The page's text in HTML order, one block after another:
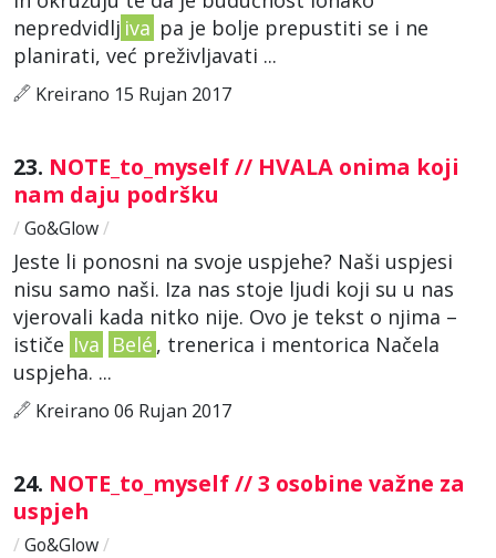
nepredvidlj iva pa je bolje prepustiti se i ne
planirati, već preživljavati ...
Kreirano 15 Rujan 2017
23. NOTE_to_myself // HVALA onima koji
nam daju podršku
/ Go&Glow/
Jeste li ponosni na svoje uspjehe? Naši uspjesi
nisu samo naši. Iza nas stoje ljudi koji su u nas
vjerovali kada nitko nije. Ovo je tekst o njima –
ističe Iva Belé , trenerica i mentorica Načela
uspjeha. ...
Kreirano 06 Rujan 2017
24. NOTE_to_myself // 3 osobine važne za
uspjeh
/ Go&Glow/